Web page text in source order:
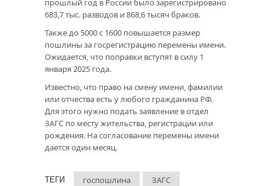
прошлый год в России было зарегистрировано
683,7 тыс. разводов и 868,6 тысяч браков.
Также до 5000 с 1600 повышается размер
пошлины за госрегистрацию перемены имени.
Ожидается, что поправки вступят в силу 1
января 2025 года.
Известно, что право на смену имени, фамилии
или отчества есть у любого гражданина РФ.
Для этого нужно подать заявление в отдел
ЗАГС по месту жительства, регистрации или
рождения. На согласование перемены имени
дается один месяц.
ТЕГИ госпошлина ЗАГС